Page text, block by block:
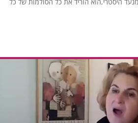
היסטרי,הוא הוריד את כל הסולמות של כל